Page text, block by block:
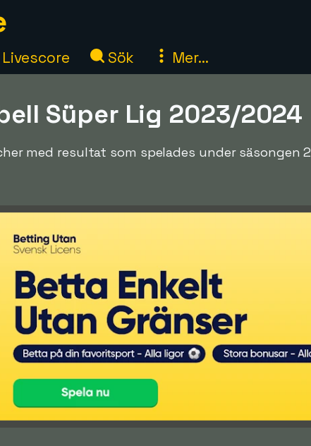
Livescore Sök Mer...
Süper Lig 2023/2024
med resultat som spelades under säsongen